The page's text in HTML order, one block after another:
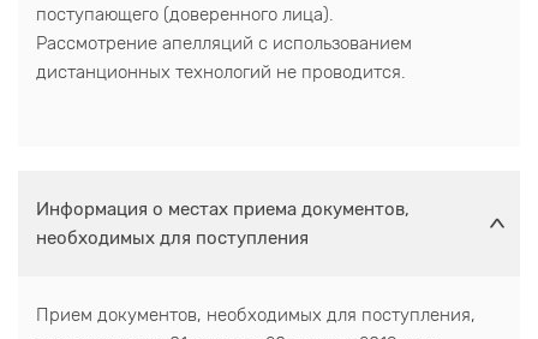
поступающего (доверенного лица).
Рассмотрение апелляций с использованием
дистанционных технологий не проводится.
Информация о местах приема документов,
необходимых для поступления
Прием документов, необходимых для поступления,